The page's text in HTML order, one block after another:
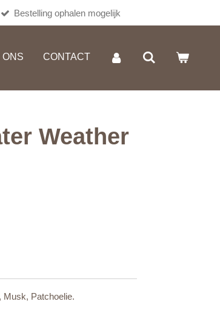
Bestelling ophalen mogelijk
ONS CONTACT
Weather
Musk, Patchoelie.